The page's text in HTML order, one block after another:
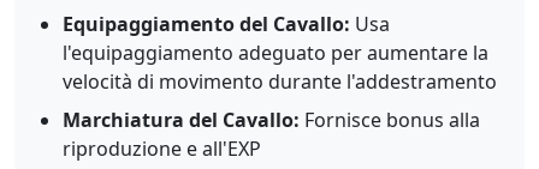
Equipaggiamento del Cavallo: Usa
l'equipaggiamento adeguato per aumentare la
velocità di movimento durante l'addestramento
Marchiatura del Cavallo: Fornisce bonus alla
riproduzione e all'EXP